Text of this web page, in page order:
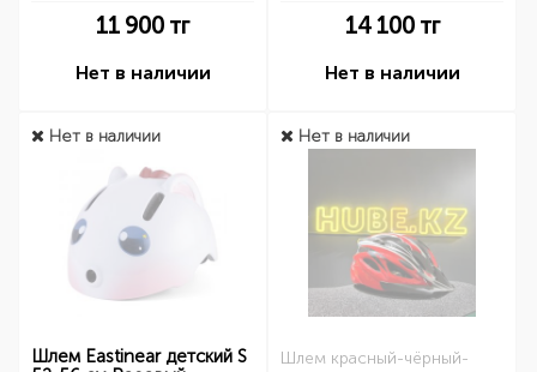
11 900 тг
Нет в наличии
14 100тг
Нет в наличии
Нет в наличии
Шлем Eastinear детский S
Нет в наличии
Шлем красный-чёрный-